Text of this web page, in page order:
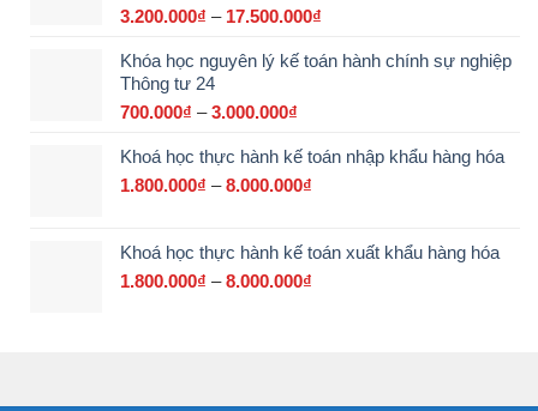
3.200.000₫ – 17.500.000₫
từ
Khóa học nguyên lý kế toán hành chính sự nghiệp
Thông tư 24
700.000₫ – 3.000.000₫
từ
700.000₫
Khoá học thực hành kế toán nhập khẩu hàng hóa
1.800.000₫ – 8.000.000₫
1.800.000₫
Khoá học thực hành kế toán xuất khẩu hàng hóa
1.800.000₫ – 8.000.000₫